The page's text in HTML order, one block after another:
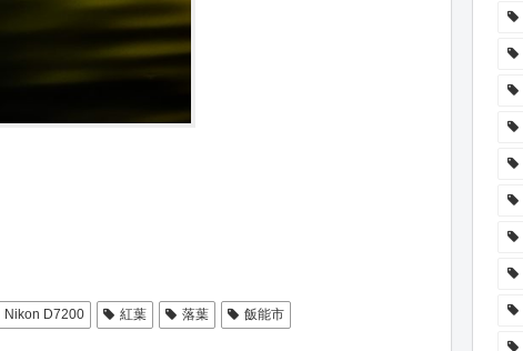
Nikon D7200 紅葉 落葉 飯能市